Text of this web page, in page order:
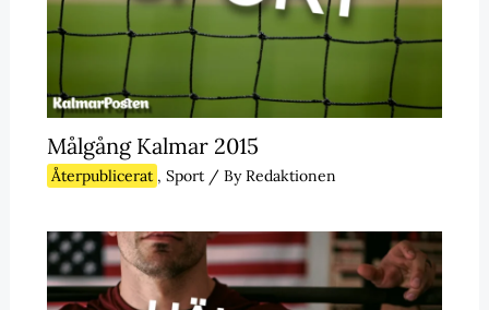
Målgång Kalmar 2015
Återpublicerat , Sport/ ByRedaktionen